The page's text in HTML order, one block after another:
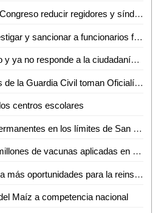
¡Habrá menos! Analiza Congreso reducir regidores y síndicos; reforma entraría en vigor hasta 2030
Carlos Arreola pide investigar y sancionar a funcionarios federales que incumplan con su labor
Interapas está rebasado y ya no responde a la ciudadanía: Luis Fernando Gámez
Pensionados y jubilados de la Guardia Civil toman Oficialía Mayor por incumplimiento de aumento salarial
centros escolares
Coordinan operativos permanentes en los límites de San Luis Potosí y Zacatecas
México rebasa los 8.6 millones de vacunas aplicadas en poco más de un mes
Gobierno estatal impulsa más oportunidades para la reinserción social de mujeres
Maíz a competencia nacional